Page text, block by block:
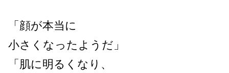
「顔が本当に
小さくなったようだ」
「肌に明るくなり、